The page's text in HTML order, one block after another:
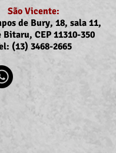
São Vicente:
de Bury, 18, sala 11,
Bitaru, CEP 11310-350
(13) 3468-2665